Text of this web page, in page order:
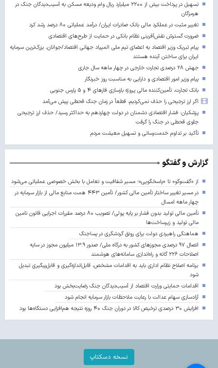
تسهیل در پرداخت بیش از ۲۲۰۰ میلیارد ریال وام ودیعه مسکن به آسیب‌دیدگان جنگ در
هرمزگان
تغییر مثبت در عملکرد مالی بانک صادرات ایران/ درآمد عملیاتی ۸۰ درصد رشد کرد
ضرورت گسترش نقش‌آفرینی نظام بانکی در حمایت از طرح‌های اقتصادی
پیام تبریک وزیر اقتصاد به اعضای تیم ملی المپیاد جهانی اقتصاد/جوانان، بزرگ‌ترین سرمایه
ایران برای ساختن آینده‌ هستند
جهش ۲۸ درصدی تجارت خارجی در چهار ماهه سال جاری
پیام وزیر امور اقتصادی و دارایی به مناسبت روز خبرنگار
بانک تجارت، تأمین‌کننده مالی پروژه بازسازی فازهای ۴ و ۵ پارس جنوبی
اگر ارز ترجیحی را حذف نمی‌کردیم، قطعاً در زمان جنگ قحطی پیش می‌آمد
پزشکیان: فشار اقتصادی دشمنان در دولت چهاردهم به حداکثر رسید/ حذف ارز ترجیحی
جلوی قحطی در جنگ را گرفت
تأکید بر تداوم خدمت‌رسانی و تسهیل معیشت مردم
گزارش و گفتگو
از «گفت‌وگو» تا «پاسخگویی»؛ مسیر شفافیت و تعامل با بخش خصوصی عملیاتی می‌شود
در مسیر تغییر ساختار تأمین مالی کشور/ تأمین ۴۴۳ همت منابع مالی از بازار سرمایه در
چهار ماهه امسال
تأمین مالی تولید بدون فشار بر پایه پولی/ تصویب ۸۰ درصد مقررات اجرایی قانون تامین
مالی تولید و زیرساخت‌ها
هماهنگی راهبردی دولت برای رونق گردشگری در پساجنگ
اتصال ۹۷ درصدی مجوزهای کشور به درگاه ملی/ صدور ۱۳.۹ میلیون مجوز در سایه
اصلاحات ۲۲۶ گانه و راه‌اندازی سامانه‌های هوشمند
برنامه اصلاح نظام اداری باید به اقدامات مشخص، قابل‌اندازه‌گیری و قابل‌پیگیری تبدیل
شود
اقدامات حمایتی وزارت اقتصاد از آسیب‌دیدگان جنگ رضایت‌بخش بود
آزادسازی سهام عدالت با رعایت ملاحظات بازار سرمایه انجام شود
افزایش ۳۰ درصدی ترخیص کالا در دوران جنگ ۴۰ روزه نتیجه هم‌افزایی دستگاه‌ها بود
نسخه دسکتاپ